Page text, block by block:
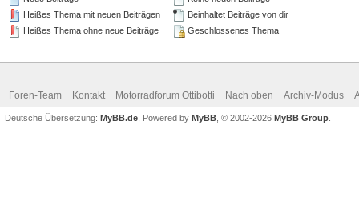
Heißes Thema mit neuen Beiträgen
Heißes Thema ohne neue Beiträge
Beinhaltet Beiträge von dir
Geschlossenes Thema
Foren-Team Kontakt Motorradforum Ottibotti Nach oben Archiv-Modus
Deutsche Übersetzung: MyBB.de , Powered by MyBB , © 2002-2026 MyBB Group